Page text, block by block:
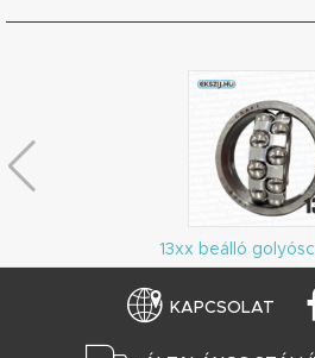
13xx beálló
KAPCSOLAT